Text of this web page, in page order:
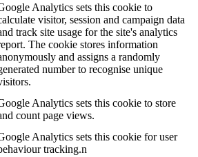
Analytics sets this cookie to
visitor, session and campaign data
track site usage for the site's analytics
The cookie stores information
and assigns a randomly
number to recognise unique
Analytics sets this cookie to store
count page views.
Analytics sets this cookie for user
tracking.n